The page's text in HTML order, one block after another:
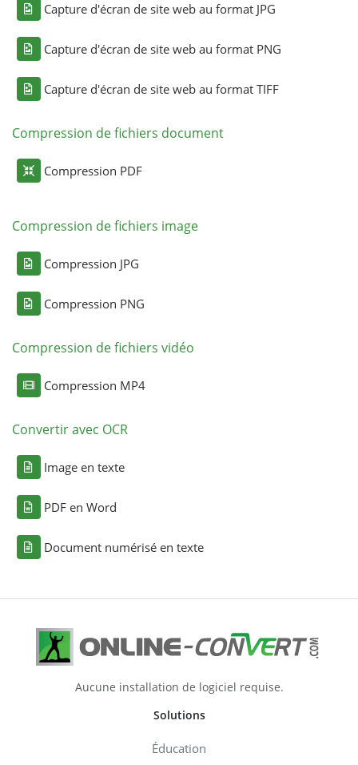
Capture d'écran de site web au format JPG
Capture d'écran de site web au format PNG
Capture d'écran de site web au format TIFF
Compression de fichiers document
Compression PDF
Compression de fichiers image
Compression JPG
Compression PNG
Compression de fichiers vidéo
Compression MP4
Convertir avec OCR
Image en texte
PDF en Word
Document numérisé en texte
Aucune installation de logiciel requise.
Solutions
Éducation